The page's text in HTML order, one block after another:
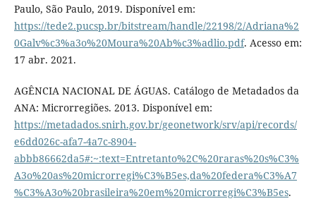
Paulo, São Paulo, 2019. Disponível em:
https://tede2.pucsp.br/bitstream/handle/22198/2/Adriana%2
0Galv%c3%a3o%20Moura%20Ab%c3%adlio.pdf. Acesso em:
17 abr. 2021.
AGÊNCIA NACIONAL DE ÁGUAS. Catálogo de Metadados da
ANA: Microrregiões. 2013. Disponível em:
https://metadados.snirh.gov.br/geonetwork/srv/api/records/
e6dd026c-afa7-4a7c-8904-
abbb86662da5#:~:text=Entretanto%2C%20raras%20s%C3%
A3o%20as%20microrregi%C3%B5es,da%20federa%C3%A7
%C3%A3o%20brasileira%20em%20microrregi%C3%B5es.